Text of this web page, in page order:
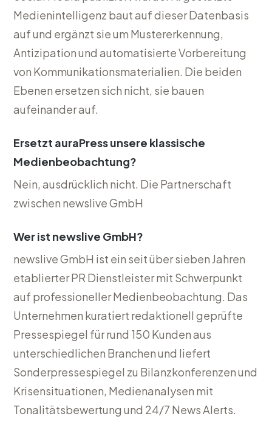
Medienintelligenz baut auf dieser Datenbasis
auf und ergänzt sie um Mustererkennung,
Antizipation und automatisierte Vorbereitung
von Kommunikationsmaterialien. Die beiden
Ebenen ersetzen sich nicht, sie bauen
aufeinander auf.
Ersetzt auraPress unsere klassische
Medienbeobachtung?
Nein, ausdrücklich nicht. Die Partnerschaft
zwischen newslive GmbH
Wer ist newslive GmbH?
newslive GmbH ist ein seit über sieben Jahren
etablierter PR Dienstleister mit Schwerpunkt
auf professioneller Medienbeobachtung. Das
Unternehmen kuratiert redaktionell geprüfte
Pressespiegel für rund 150 Kunden aus
unterschiedlichen Branchen und liefert
Sonderpressespiegel zu Bilanzkonferenzen und
Krisensituationen, Medienanalysen mit
Tonalitätsbewertung und 24/7 News Alerts.